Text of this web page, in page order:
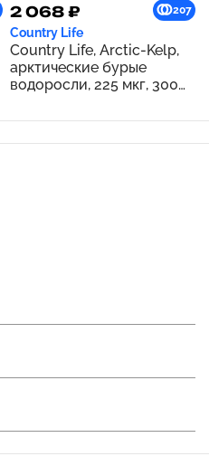
2 068 ₽ 207
Country Life
Country Life, Arctic-Kelp,
арктические бурые
водоросли, 225 мкг, 300